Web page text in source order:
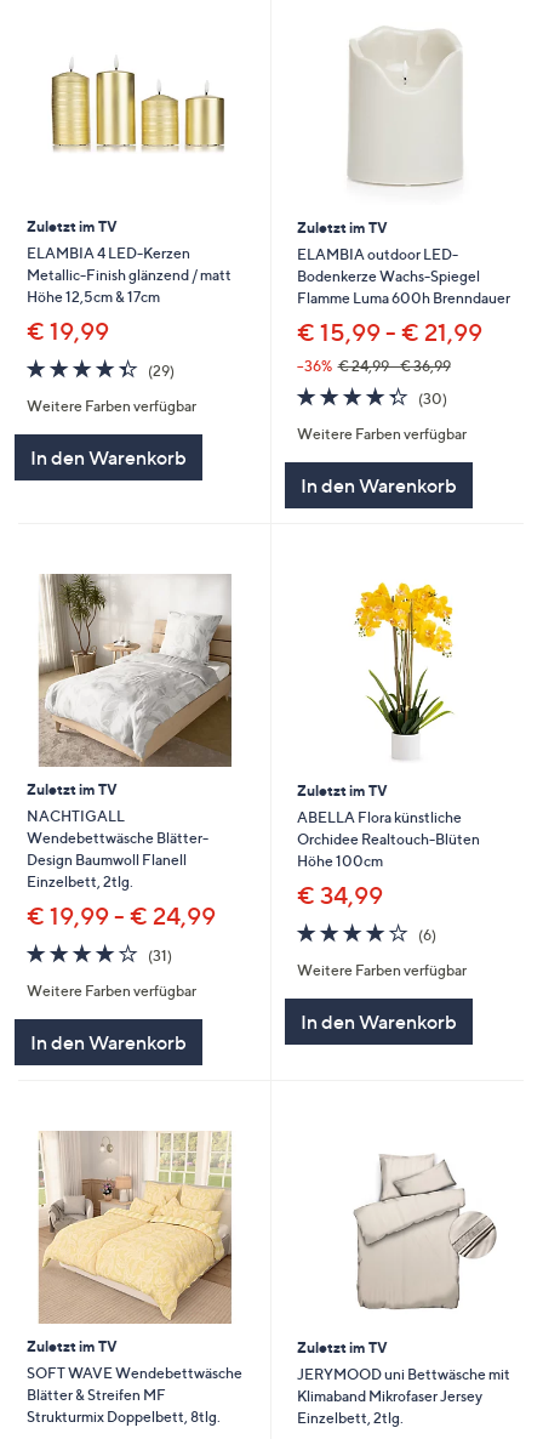
Zuletzt im TV
ELAMBIA 4 LED-Kerzen
Metallic-Finish glänzend / matt
Höhe 12,5cm & 17cm
€ 19,99
4.3
von
5
(29)29
Weitere Farben verfügbar
In den Warenkorb
Zuletzt im TV
ELAMBIA outdoor LED-
Bodenkerze Wachs-Spiegel
Flamme Luma 600h Brenndauer
€ 15,99 - € 21,99
--36% € 24,99 - € 36,99
4.3
von
5
(30)30
Weitere Farben verfügbar
In den Warenkorb
Zuletzt im TV
NACHTIGALL
Wendebettwäsche Blätter-
Design Baumwoll Flanell
Einzelbett, 2tlg.
€ 19,99 - € 24,99
4.2
von
5
(31)31
Weitere Farben verfügbar
In den Warenkorb
Zuletzt im TV
ABELLA Flora künstliche
Orchidee Realtouch-Blüten
Höhe 100cm
€ 34,99
4.2
von
5
(6)6
Weitere Farben verfügbar
In den Warenkorb
Zuletzt im TV
SOFT WAVE Wendebettwäsche
Blätter & Streifen MF
Strukturmix Doppelbett, 8tlg.
Zuletzt im TV
JERYMOOD uni Bettwäsche mit
Klimaband Mikrofaser Jersey
Einzelbett, 2tlg.